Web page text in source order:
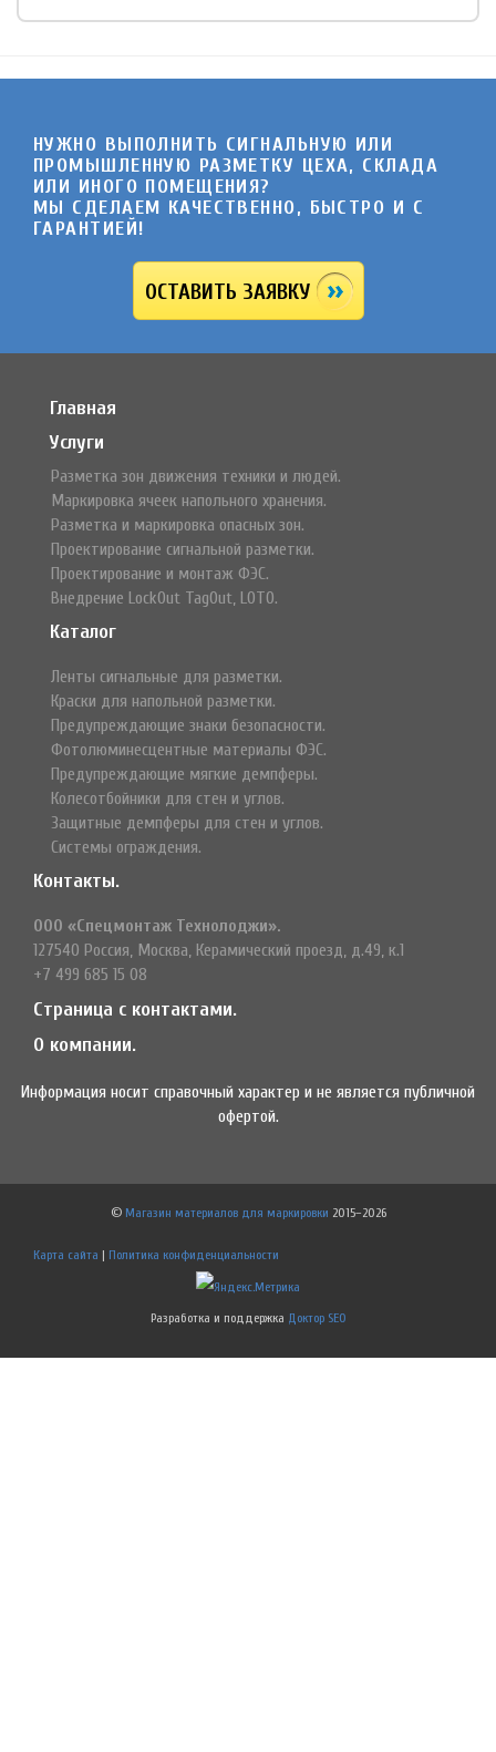
НУЖНО ВЫПОЛНИТЬ СИГНАЛЬНУЮ ИЛИ
ПРОМЫШЛЕННУЮ РАЗМЕТКУ ЦЕХА, СКЛАДА
ИЛИ ИНОГО ПОМЕЩЕНИЯ?
МЫ СДЕЛАЕМ КАЧЕСТВЕННО, БЫСТРО И C
ГАРАНТИЕЙ!
ОСТАВИТЬ ЗАЯВКУ
Главная
Услуги
Разметка зон движения техники и людей.
Маркировка ячеек напольного хранения.
Разметка и маркировка опасных зон.
Проектирование сигнальной разметки.
Проектирование и монтаж ФЭС.
Внедрение LockOut TagOut, LOTO.
Каталог
Ленты сигнальные для разметки.
Краски для напольной разметки.
Предупреждающие знаки безопасности.
Фотолюминесцентные материалы ФЭС.
Предупреждающие мягкие демпферы.
Колесотбойники для стен и углов.
Защитные демпферы для стен и углов.
Системы ограждения.
Контакты.
ООО «Спецмонтаж Технолоджи».
127540 Россия, Москва, Керамический проезд, д.49, к.1
+7 499 685 15 08
Страница с контактами.
О компании.
Информация носит справочный характер и не является публичной
офертой.
© Магазин материалов для маркировки 2015–2026
Карта сайта | Политика конфиденциальности
Разработка и поддержка Доктор SEO